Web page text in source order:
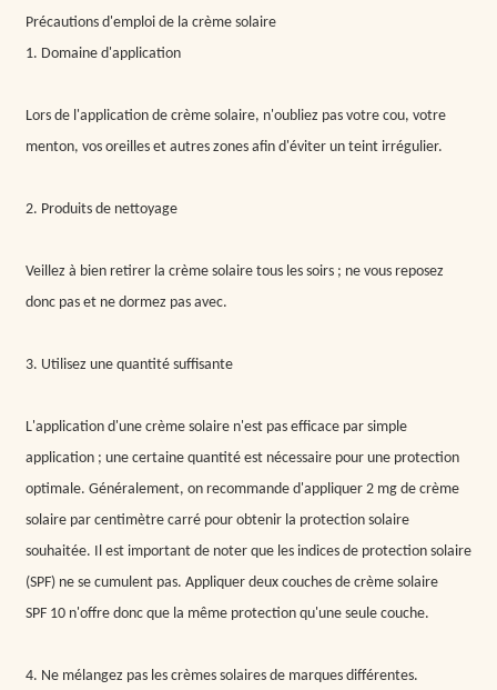
Précautions d'emploi de la crème solaire
1. Domaine d'application
Lors de l'application de crème solaire, n'oubliez pas votre cou, votre
menton, vos oreilles et autres zones afin d'éviter un teint irrégulier.
2. Produits de nettoyage
Veillez à bien retirer la crème solaire tous les soirs ; ne vous reposez
donc pas et ne dormez pas avec.
3. Utilisez une quantité suffisante
L'application d'une crème solaire n'est pas efficace par simple
application ; une certaine quantité est nécessaire pour une protection
optimale. Généralement, on recommande d'appliquer 2 mg de crème
solaire par centimètre carré pour obtenir la protection solaire
souhaitée. Il est important de noter que les indices de protection solaire
(SPF) ne se cumulent pas. Appliquer deux couches de crème solaire
SPF 10 n'offre donc que la même protection qu'une seule couche.
4. Ne mélangez pas les crèmes solaires de marques différentes.